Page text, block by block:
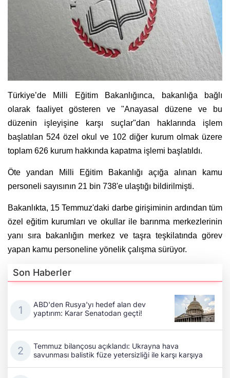
Türkiye’de Milli Eğitim Bakanlığınca, bakanlığa bağlı
olarak faaliyet gösteren ve "Anayasal düzene ve bu
düzenin işleyişine karşı suçlar"dan haklarında işlem
başlatılan 524 özel okul ve 102 diğer kurum olmak üzere
toplam 626 kurum hakkında kapatma işlemi başlatıldı.
Öte yandan Milli Eğitim Bakanlığı açığa alınan kamu
personeli sayısının 21 bin 738'e ulaştığı bildirilmişti.
Bakanlıkta, 15 Temmuz'daki darbe girişiminin ardından tüm
özel eğitim kurumları ve okullar ile barınma merkezlerinin
yanı sıra bakanlığın merkez ve taşra teşkilatında görev
yapan kamu personeline yönelik çalışma sürüyor.
Son Haberler
ABD'den Rusya'yı hedef alan dev
yaptırım: Karar Senatodan geçti!
Temmuz bilançosu açıklandı: Ukrayna hava
savunması balistik füze yetersizliği ile karşı karşıya